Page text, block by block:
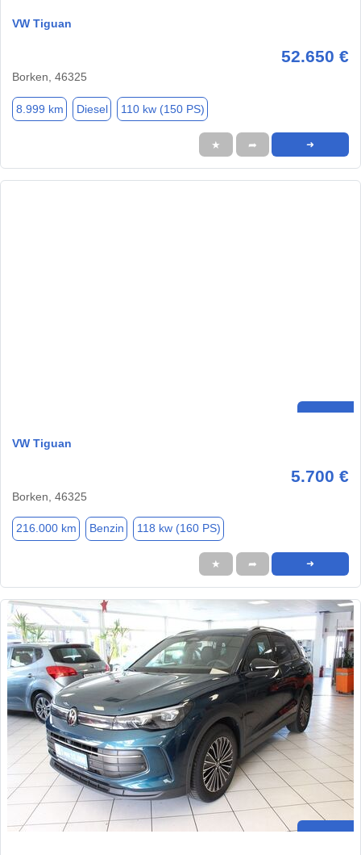
VW Tiguan
52.650 €
Borken, 46325
8.999 km Diesel 110 kw (150 PS)
★ ➦ ➜
VW Tiguan
5.700 €
Borken, 46325
216.000 km Benzin 118 kw (160 PS)
★ ➦ ➜